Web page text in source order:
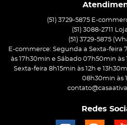
(51) 3729-5875 E-
(51) 3088-2711
(51) 3729-5875
E-commerce: Segunda a Sexta-feira
às 17h30min e Sábado 07h50min às
Sexta-feira 8h15min às 12h e
08h30min às
Redes